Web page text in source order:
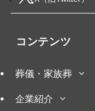
コンテンツ
葬儀・家族葬
企業紹介